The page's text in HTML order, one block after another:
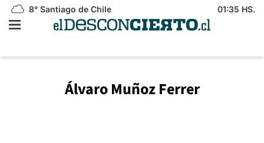
8° Santiago de Chile 01:35 HS.
Álvaro Muñoz Ferrer